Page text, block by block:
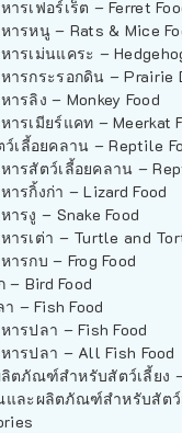
ารเฟอร์เร็ต – Ferret
ารหนู – Rats & Mice
ารเม่นแคระ –
ารกระรอกดิน – Prairie
ารลิง – Monkey Food
ารเมียร์แคท – Meerkat
เลี้อยคลาน – Reptile
ารสัตว์เลี้อยคลาน –
ารกิ้งก่า – Lizard Food
ารงู – Snake Food
ารเต่า – Turtle and
ารกบ – Frog Food
– Bird Food
– Fish Food
ารปลา – Fish Food
ารปลา – All Fish Food
ตภัณฑ์สำหรับสัตว์เลี้ยง
และผลิตภัณฑ์สำหรับสัตว์